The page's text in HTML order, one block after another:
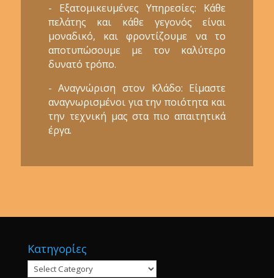
- Εξατομικευμένες Υπηρεσίες: Κάθε
πελάτης και κάθε γεγονός είναι
μοναδικό, και φροντίζουμε να το
αποτυπώσουμε με τον καλύτερο
δυνατό τρόπο.
- Αναγνώριση στον Κλάδο: Είμαστε
αναγνωρισμένοι για την ποιότητα και
την τεχνική μας στα πιο απαιτητικά
έργα.
Κατηγορίες
Κατηγορίες